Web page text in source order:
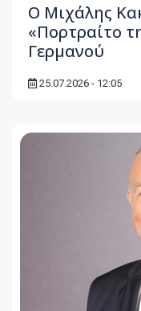
Ο Μιχάλης
«Πορτραίτο
Γερμανού
25.07.2026 - 12:05